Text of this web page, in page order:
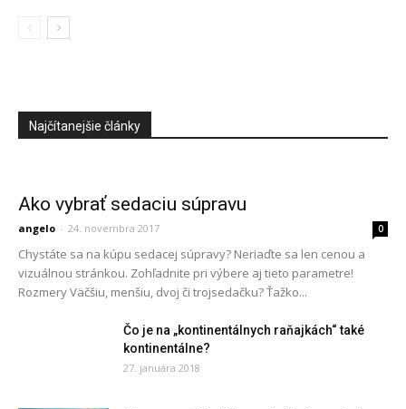
Najčítanejšie články
Ako vybrať sedaciu súpravu
angelo - 24. novembra 2017 0
Chystáte sa na kúpu sedacej súpravy? Neriaďte sa len cenou a
vizuálnou stránkou. Zohľadnite pri výbere aj tieto parametre!
Rozmery Väčšiu, menšiu, dvoj či trojsedačku? Ťažko...
Čo je na „kontinentálnych raňajkách“ také
kontinentálne?
27. januára 2018